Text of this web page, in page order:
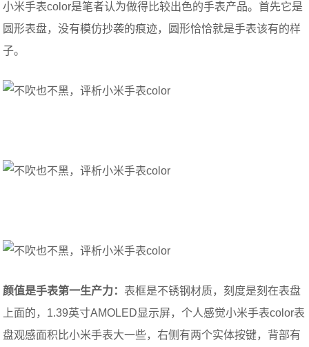
小米手表color是笔者认为做得比较出色的手表产品。首先它是
圆形表盘，没有模仿抄袭的痕迹，圆形恰恰就是手表该有的样
子。
颜值是手表第一生产力：表框是不锈钢材质，刻度是刻在表盘
上面的，1.39英寸AMOLED显示屏，个人感觉小米手表color表
盘观感面积比小米手表大一些，右侧有两个实体按键，背部有